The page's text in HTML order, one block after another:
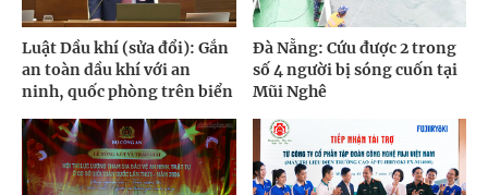
Luật Dầu khí (sửa đổi): Gắn
an toàn dầu khí với an
ninh, quốc phòng trên biển
Đà Nẵng: Cứu được 2 trong
số 4 người bị sóng cuốn tại
Mũi Nghê